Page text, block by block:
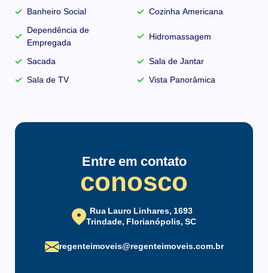
Banheiro Social
Cozinha Americana
Dependência de
Empregada
Hidromassagem
Sacada
Sala de Jantar
Sala de TV
Vista Panorâmica
Entre em contato
conosco
Rua Lauro Linhares, 1693
Trindade, Florianópolis, SC
regenteimoveis@regenteimoveis.com.br